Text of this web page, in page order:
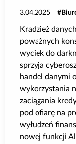
3.04.2025
Kradzież
poważnych
wyciek do
sprzyja
handel danymi
wykorzystania
zaciągania
pod ofiarę na
wyłudzeń
nowej funkcji